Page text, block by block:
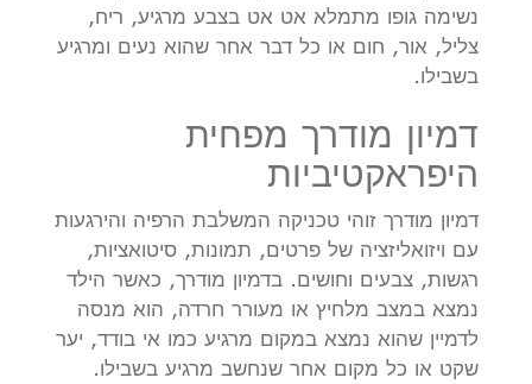
נשימה גופו מתמלא אט אט בצבע מרגיע, ריח,
צליל, אור, חום או כל דבר אחר שהוא נעים ומרגיע
בשבילו.
דמיון מודרך מפחית
היפראקטיביות
דמיון מודרך זוהי טכניקה המשלבת הרפיה והירגעות
עם ויזואליזציה של פרטים, תמונות, סיטואציות,
רגשות, צבעים וחושים. בדמיון מודרך, כאשר הילד
נמצא במצב מלחיץ או מעורר חרדה, הוא מנסה
לדמיין שהוא נמצא במקום מרגיע כמו אי בודד, יער
שקט או כל מקום אחר שנחשב מרגיע בשבילו.